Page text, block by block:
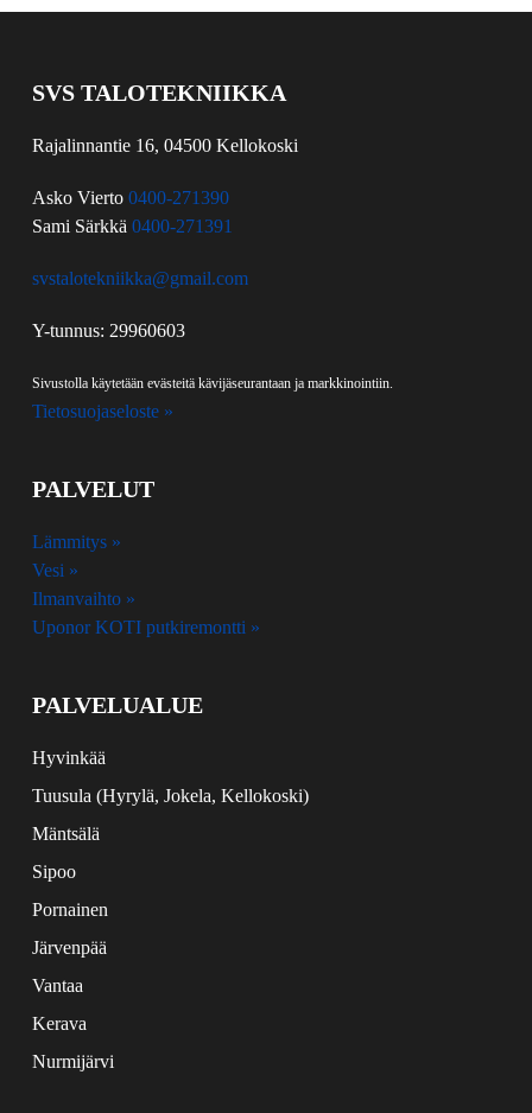
SVS TALOTEKNIIKKA
Rajalinnantie 16, 04500 Kellokoski
Asko Vierto 0400-271390
Sami Särkkä 0400-271391
svstalotekniikka@gmail.com
Y-tunnus: 29960603
Sivustolla käytetään evästeitä kävijäseurantaan ja markkinointiin.
Tietosuojaseloste »
PALVELUT
Lämmitys »
Vesi »
Ilmanvaihto »
Uponor KOTI putkiremontti »
PALVELUALUE
Hyvinkää
Tuusula (Hyrylä, Jokela, Kellokoski)
Mäntsälä
Sipoo
Pornainen
Järvenpää
Vantaa
Kerava
Nurmijärvi